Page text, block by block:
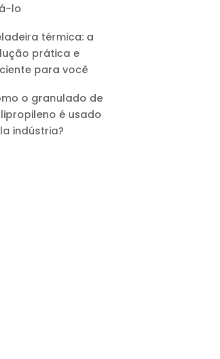
lo
térmica: a
prática e
para você
o granulado de
é usado
indústria?